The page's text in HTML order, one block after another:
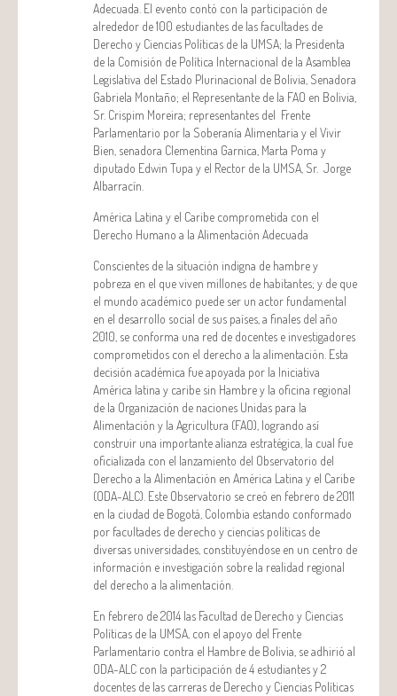
Adecuada. El evento contó con la participación de
alrededor de 100 estudiantes de las facultades de
Derecho y Ciencias Políticas de la UMSA; la Presidenta
de la Comisión de Política Internacional de la Asamblea
Legislativa del Estado Plurinacional de Bolivia, Senadora
Gabriela Montaño; el Representante de la FAO en Bolivia,
Sr. Crispim Moreira; representantes del Frente
Parlamentario por la Soberanía Alimentaria y el Vivir
Bien, senadora Clementina Garnica, Marta Poma y
diputado Edwin Tupa y el Rector de la UMSA, Sr. Jorge
Albarracín.
América Latina y el Caribe comprometida con el
Derecho Humano a la Alimentación Adecuada
Conscientes de la situación indigna de hambre y
pobreza en el que viven millones de habitantes; y de que
el mundo académico puede ser un actor fundamental
en el desarrollo social de sus países, a finales del año
2010, se conforma una red de docentes e investigadores
comprometidos con el derecho a la alimentación. Esta
decisión académica fue apoyada por la Iniciativa
América latina y caribe sin Hambre y la oficina regional
de la Organización de naciones Unidas para la
Alimentación y la Agricultura (FAO), logrando así
construir una importante alianza estratégica, la cual fue
oficializada con el lanzamiento del Observatorio del
Derecho a la Alimentación en América Latina y el Caribe
(ODA-ALC). Este Observatorio se creó en febrero de 2011
en la ciudad de Bogotá, Colombia estando conformado
por facultades de derecho y ciencias políticas de
diversas universidades, constituyéndose en un centro de
información e investigación sobre la realidad regional
del derecho a la alimentación.
En febrero de 2014 las Facultad de Derecho y Ciencias
Políticas de la UMSA, con el apoyo del Frente
Parlamentario contra el Hambre de Bolivia, se adhirió al
ODA-ALC con la participación de 4 estudiantes y 2
docentes de las carreras de Derecho y Ciencias Políticas